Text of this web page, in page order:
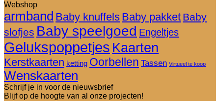
Webshop
armband Baby knuffels Baby pakket Baby
slofjes Baby speelgoed Engeltjes
Gelukspoppetjes Kaarten
Kerstkaarten ketting Oorbellen Tassen Virtueel te koop
Wenskaarten
Schrijf je in voor de nieuwsbrief
Blijf op de hoogte van al onze projecten!